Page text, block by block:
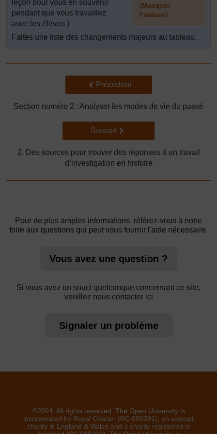
(Masquer
l’astuce)
leçon pour vous en souvenir
pendant que vous travaillez
avec les élèves.)
Faites une liste des changements majeurs au tableau.
Précédent
Précédent
Section numéro 2 : Analyser les modes de vie du passé
Suivant
Suivant
2. Des sources pour trouver des réponses à un travail
d’investigation en histoire
Pour de plus amples informations, référez-vous à notre
foire aux questions qui peut vous fournir l'aide nécessaire.
Vous avez une question ?
Si vous avez un souci quelconque concernant ce site,
veuillez nous contacter ici
Signaler un problème
©2024. All rights reserved. The Open University is
incorporated by Royal Charter (RC 000391), an exempt
charity in England & Wales and a charity registered in